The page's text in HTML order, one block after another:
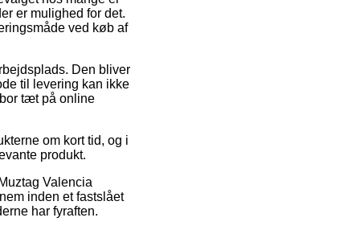
er mulighed for det.
ved køb af
Den bliver
til levering kan ikke
tæt på online
om kort tid, og i
produkt.
Valencia
inden et fastslået
har fyraften.